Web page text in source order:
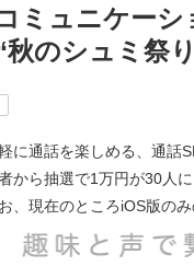
ミュニケー
秋のシュミ祭
に通話を楽しめる、通話
から抽選で1万円が30人
、現在のところiOS版のみ